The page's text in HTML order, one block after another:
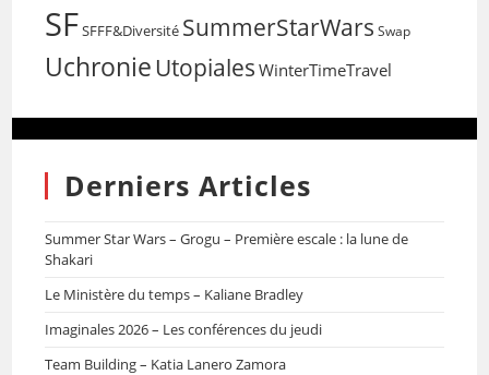
SFSFFF&Diversité SummerStarWars Swap
Uchronie Utopiales WinterTimeTravel
Derniers Articles
Summer Star Wars – Grogu – Première escale : la lune de
Shakari
Le Ministère du temps – Kaliane Bradley
Imaginales 2026 – Les conférences du jeudi
Team Building – Katia Lanero Zamora